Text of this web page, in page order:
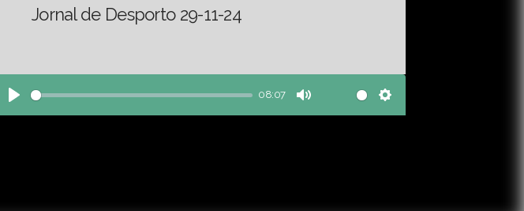
Jornal de Desporto 29-11-24
Play
08:07
Mute Settings